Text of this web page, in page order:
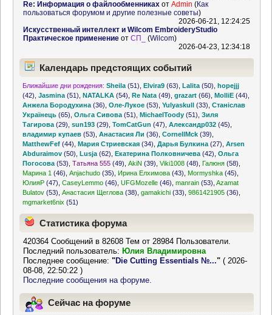
Re: Информация о файлообменникахот Admin (Как
пользоваться форумом и другие полезные советы)
2026-06-21, 12:24:25
Искусственный интеллект и Wilcom EmbroideryStudio
Практическое применениеот СП_ (Wilcom)
2026-04-23, 12:34:18
Календарь предстоящих событий
Ближайшие дни рождения: Sheila (51) ,Elvira9 (63) ,Lalita (50) ,hopejjj
(42) ,Jasmina (51) ,NATALKA (54) ,Re Nata (49) ,grazart (66) ,MolliE (44)
Анжела Бородухина (36) ,Оле-Лукое (53) ,Yulyaskull (33) ,Станіслав
Українець (65) ,Ольга Сивова (51) ,MichaelToody (51) ,Зиля
Тагирова (29) ,sun193 (29) ,TomCatGun (47) ,Александр032 (45)
владимир купаев (53) ,Анастасия Ли (36) ,CornellMck (39)
MatthewFef (44) ,Мария Стриевская (34) ,Дарья Булкина (27) ,Arsen
Abduraimov (50) ,Lusja (62) ,Екатерина Полковничева (42) ,Ольга
Погосова (53) ,Татьяна 555 (49) ,AkiN (39) ,Viki1008 (48) Галюня (58)
Марина 1 (46) ,Anjachudo (35) Ирина Елхимова (43) Mormyshka (45)
ЮлияР (47) ,CaseyLemmo (46) ,UFGMozelle (46) ,manrain (53) ,Azamat
Bulatov (53) ,Анастасия Щеглова (38) ,gamakichi (33) ,9861421905 (36)
mgmarket6nix (51)
Статистика форума
420364 Сообщений в 82608 Тем от 28984 Пользователи.
Последний пользователь: Юлия Владимировна
Последнее сообщение:"Die Cutting Essentials №..." ( 2026-
08-08, 22:50:22 )
Последние сообщения на форуме.
Сейчас на форуме